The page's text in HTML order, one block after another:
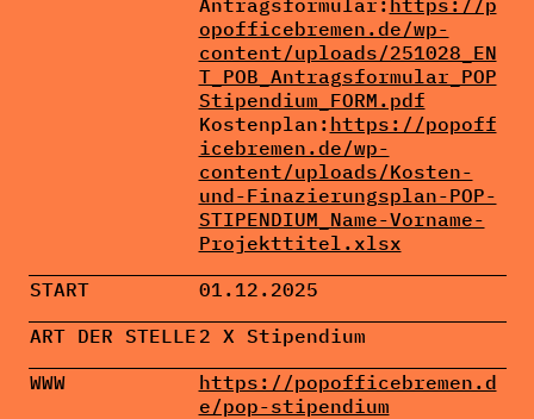
opofficebremen.de/wp-
content/uploads/251028_EN
T_POB_Antragsformular_POP
Stipendium_FORM.pdf
Kostenplan: https://popoff
icebremen.de/wp-
content/uploads/Kosten-
und-Finazierungsplan-POP-
STIPENDIUM_Name-Vorname-
Projekttitel.xlsx
START
01.12.2025
ART DER STELLE 2 X Stipendium
WWW
https://popofficebremen.d
e/pop-stipendium